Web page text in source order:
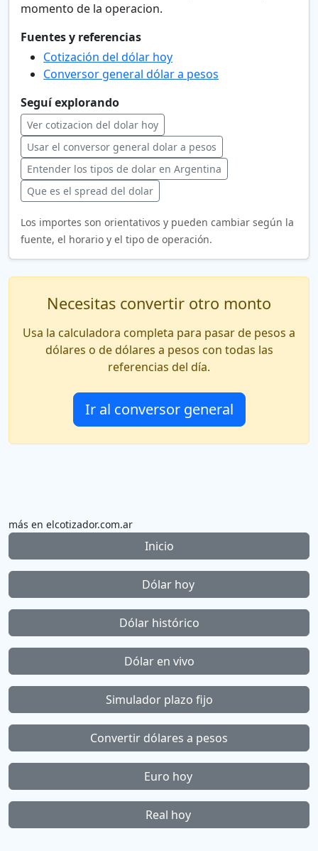
momento de la operacion.
Fuentes y referencias
Cotización del dólar hoy
Conversor general dólar a pesos
Seguí explorando
Ver cotizacion del dolar hoy
Usar el conversor general dolar a pesos
Entender los tipos de dolar en Argentina
Que es el spread del dolar
Los importes son orientativos y pueden cambiar según la
fuente, el horario y el tipo de operación.
Necesitas convertir otro monto
Usa la calculadora completa para pasar de pesos a
dólares o de dólares a pesos con todas las
referencias del día.
Ir al conversor general
más en elcotizador.com.ar
Inicio
Dólar hoy
Dólar histórico
Dólar en vivo
Simulador plazo fijo
Convertir dólares a pesos
Euro hoy
Real hoy